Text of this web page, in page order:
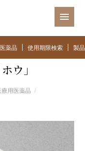
薬品 使用期限検索 製
ウ」
療用医薬品